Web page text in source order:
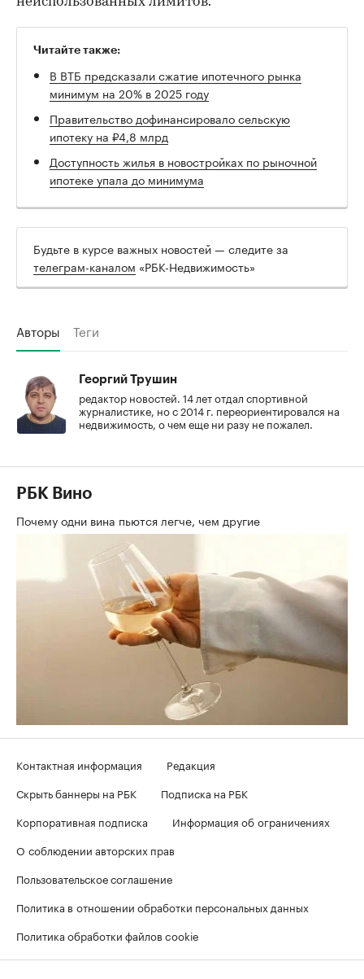
Читайте также:
В ВТБ предсказали сжатие ипотечного рынка
минимум на 20% в 2025 году
Правительство дофинансировало сельскую
ипотеку на ₽4,8 млрд
Доступность жилья в новостройках по рыночной
ипотеке упала до минимума
Будьте в курсе важных новостей — следите за
телеграм-каналом «РБК-Недвижимость»
Авторы Теги
Георгий Трушин
редактор новостей. 14 лет отдал спортивной
журналистике, но с 2014 г. переориентировался на
недвижимость, о чем еще ни разу не пожалел.
РБК Вино
Почему одни вина пьются легче, чем другие
Контактная информация
Редакция
Скрыть баннеры на РБК
Подписка на РБК
Корпоративная подписка
Информация об ограничениях
О соблюдении авторских прав
Пользовательское соглашение
Политика в отношении обработки персональных данных
Политика обработки файлов cookie